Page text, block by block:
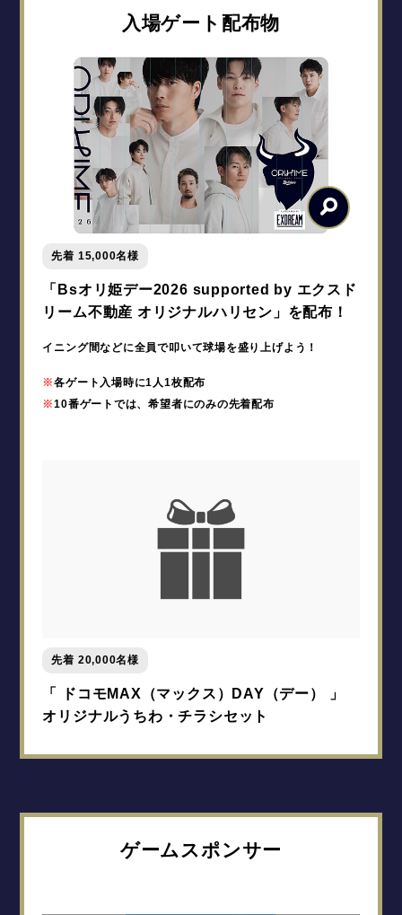
入場ゲート配布物
先着 15,000名様
「Bsオリ姫デー2026 supported by エクスド
リーム不動産 オリジナルハリセン」を配布！
イニング間などに全員で叩いて球場を盛り上げよう！
※各ゲート入場時に1人1枚配布
※10番ゲートでは、希望者にのみの先着配布
先着 20,000名様
「 ドコモMAX（マックス）DAY（デー） 」
オリジナルうちわ・チラシセット
ゲームスポンサー